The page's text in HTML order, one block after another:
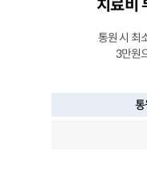
치료비
통원 시 최
3만원